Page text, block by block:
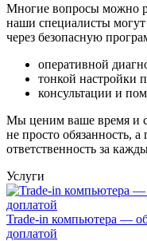
Многие вопросы можно
наши специалисты
через безопасную
оперативной
тонкой настройки
консультации и
Мы ценим ваше время и
не просто обязанность,
ответственность за
Услуги
Trade-in компьютера —
доплатой